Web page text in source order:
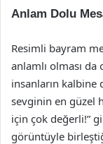
Anlam Dolu
Resimli bayram
anlamlı olması da
insanların kalbine
sevginin en güzel
için çok değerli!”
görüntüyle